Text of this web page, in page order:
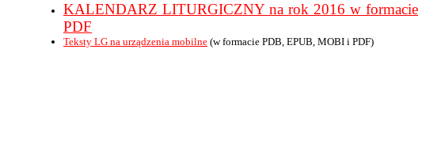
KALENDARZ LITURGICZNY na rok 2016 w formacie
PDF
Teksty LG na urządzenia mobilne (w formacie PDB, EPUB, MOBI i PDF)